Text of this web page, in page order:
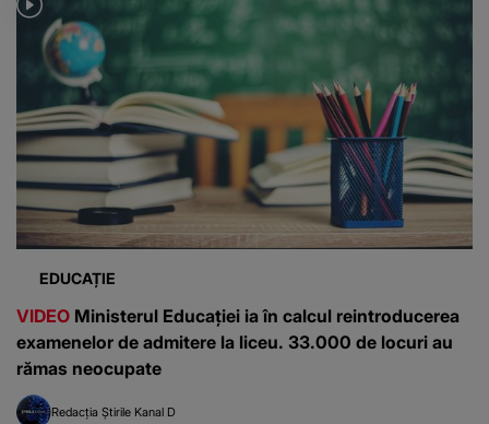
EDUCAȚIE
VIDEO Ministerul Educației ia în calcul reintroducerea
examenelor de admitere la liceu. 33.000 de locuri au
rămas neocupate
Redacția Știrile Kanal D